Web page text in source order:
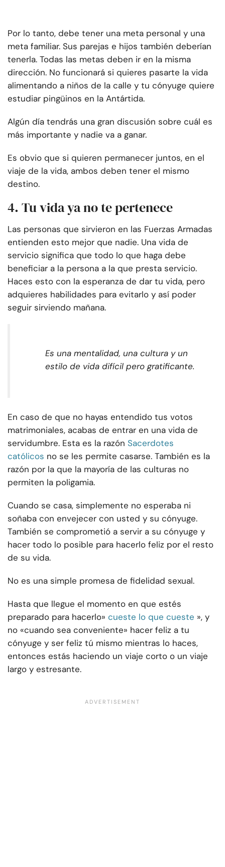
Por lo tanto, debe tener una meta personal y una
meta familiar. Sus parejas e hijos también deberían
tenerla. Todas las metas deben ir en la misma
dirección. No funcionará si quieres pasarte la vida
alimentando a niños de la calle y tu cónyuge quiere
estudiar pingüinos en la Antártida.
Algún día tendrás una gran discusión sobre cuál es
más importante y nadie va a ganar.
Es obvio que si quieren permanecer juntos, en el
viaje de la vida, ambos deben tener el mismo
destino.
4. Tu vida ya no te pertenece
Las personas que sirvieron en las Fuerzas Armadas
entienden esto mejor que nadie. Una vida de
servicio significa que todo lo que haga debe
beneficiar a la persona a la que presta servicio.
Haces esto con la esperanza de dar tu vida, pero
adquieres habilidades para evitarlo y así poder
seguir sirviendo mañana.
Es una mentalidad, una cultura y un
estilo de vida difícil pero gratificante.
En caso de que no hayas entendido tus votos
matrimoniales, acabas de entrar en una vida de
servidumbre. Esta es la razón Sacerdotes
católicos no se les permite casarse. También es la
razón por la que la mayoría de las culturas no
permiten la poligamia.
Cuando se casa, simplemente no esperaba ni
soñaba con envejecer con usted y su cónyuge.
También se comprometió a servir a su cónyuge y
hacer todo lo posible para hacerlo feliz por el resto
de su vida.
No es una simple promesa de fidelidad sexual.
Hasta que llegue el momento en que estés
preparado para hacerlo» cueste lo que cueste », y
no «cuando sea conveniente» hacer feliz a tu
cónyuge y ser feliz tú mismo mientras lo haces,
entonces estás haciendo un viaje corto o un viaje
largo y estresante.